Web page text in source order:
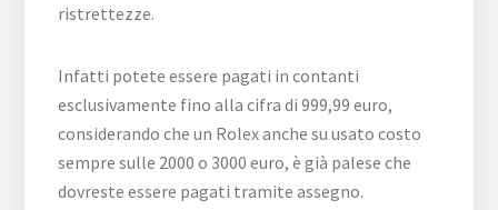
ristrettezze.
Infatti potete essere pagati in contanti
esclusivamente fino alla cifra di 999,99 euro,
considerando che un Rolex anche su usato costo
sempre sulle 2000 o 3000 euro, è già palese che
dovreste essere pagati tramite assegno.